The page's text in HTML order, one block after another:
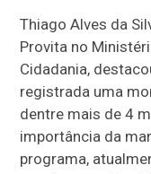
Thiago Alves da
Provita no
Cidadania,
registrada uma
dentre mais de 4
importância da
programa,